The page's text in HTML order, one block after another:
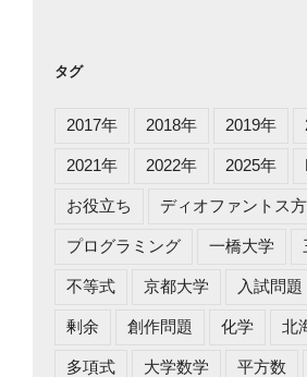
タグ
2017年 2018年 2019年
2021年 2022年 2025年
お役立ち ディオファントス
プログラミング 一橋大学
不等式 京都大学 入試問題
剰余 創作問題 化学 北
多項式 大学数学 平方数